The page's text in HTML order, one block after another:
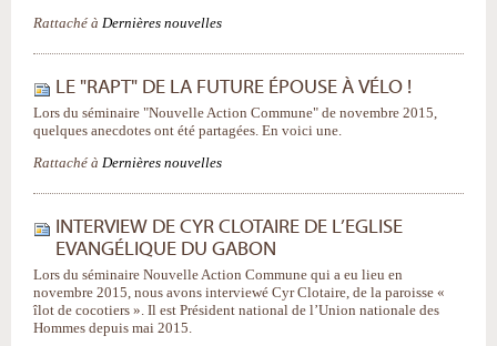
Rattaché à Dernières nouvelles
LE "RAPT" DE LA FUTURE ÉPOUSE À VÉLO !
Lors du séminaire "Nouvelle Action Commune" de novembre 2015,
quelques anecdotes ont été partagées. En voici une.
Rattaché à Dernières nouvelles
INTERVIEW DE CYR CLOTAIRE DE L’EGLISE
EVANGÉLIQUE DU GABON
Lors du séminaire Nouvelle Action Commune qui a eu lieu en
novembre 2015, nous avons interviewé Cyr Clotaire, de la paroisse «
îlot de cocotiers ». Il est Président national de l’Union nationale des
Hommes depuis mai 2015.